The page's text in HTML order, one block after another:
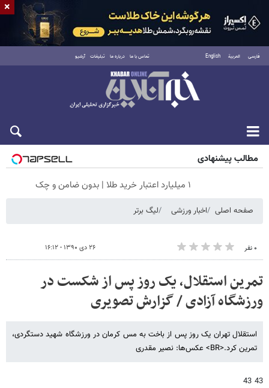
فارسی العربية English تماس با ما درباره ما تبلیغات آرشیو
شنبه ۱۷ مرداد ۱۴۰۵
مطالب پیشنهادی
۱ میلیارد اعتبار خرید طلا | بدون ضامن و چک
صفحه اصلی اخبار ورزشی لیگ برتر
۰ نفر ۲۶ دی ۱۳۹۰ - ۱۶:۱۲
تمرین استقلال، یک روز پس از شکست در
ورزشگاه آزادی / گزارش تصویری
استقلال تهران یک روز پس از باخت به مس کرمان در ورزشگاه شهید دستگردی،
تمرین کرد.<BR> عکس‌ها: نصیر مقدری
43 43
×